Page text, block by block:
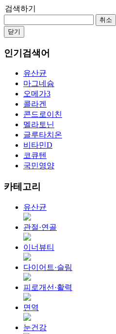
검색하기
취소
닫기
인기검색어
유산균
마그네슘
오메가3
콜라겐
콘드로이친
멜라토닌
글루타치온
비타민D
코큐텐
국민영양
카테고리
유산균
관절·연골
이너뷰티
다이어트·슬림
피로개선·활력
면역
눈건강